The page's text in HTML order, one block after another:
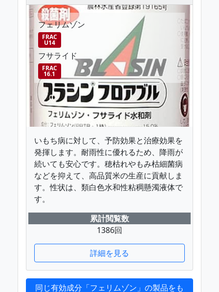
フェリムゾン
FRAC
U14
フサライド
FRAC
16.1
いもち病に対して、予防効果と治療効果を
発揮します。耐雨性に優れるため、降雨が
続いても安心です。穂枯れやもみ枯細菌病
などを抑えて、高品質米の生産に貢献しま
す。性状は、類白色水和性粘稠懸濁液体で
す。
累計閲覧数
1386回
詳細を見る
同じ有効成分「フェリムゾン」の製品をも